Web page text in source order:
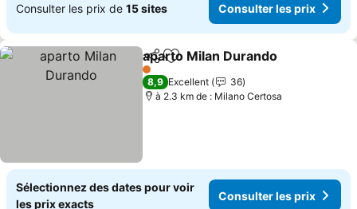
Consulter les prix de 15 sites Consulter les prix
PartagerAjouter à mes favoris
aparto Milan Durando
1 Étoiles
8,9 Excellent
36
à 2.3 km de : Milano Certosa
Sélectionnez des dates pour voir
les prix exacts
Consulter les prix